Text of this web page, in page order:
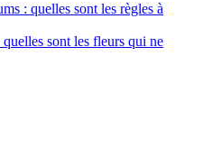
: quelles sont les règles à
sont les fleurs qui ne